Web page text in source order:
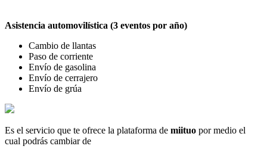
Asistencia automovilística (3 eventos por año)
Cambio de llantas
Paso de corriente
Envío de gasolina
Envío de cerrajero
Envío de grúa
Es el servicio que te ofrece la plataforma de miituo por medio el
cual podrás cambiar de